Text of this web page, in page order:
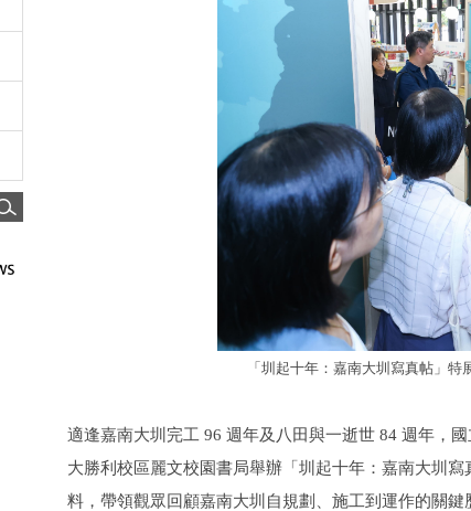
「圳起十年：嘉南大圳寫真帖」
適逢嘉南大圳完工 96 週年及八田與一逝世 84 週年，
大勝利校區麗文校園書局舉辦「圳起十年：嘉南大圳
料，帶領觀眾回顧嘉南大圳自規劃、施工到運作的關